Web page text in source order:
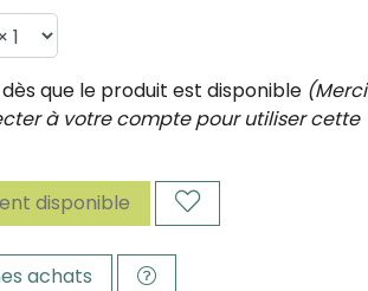
que le produit est disponible (Merci
à votre compte pour utiliser cette
disponible
achats